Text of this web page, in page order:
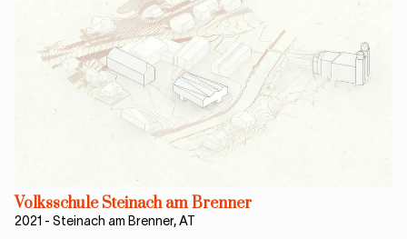
Volksschule Steinach am Brenner
2021 - Steinach am Brenner, AT